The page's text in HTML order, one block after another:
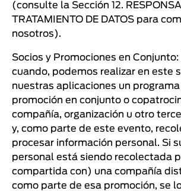
(consulte la Sección 12.
TRATAMIENTO DE DATOS para
nosotros).
Socios y Promociones en Conjunto:
cuando, podemos realizar en este
nuestras aplicaciones un programa
promoción en conjunto o
compañía, organización u otro
y, como parte de este evento,
procesar información personal. Si
personal está siendo recolectada
compartida con) una compañía
como parte de esa promoción, se